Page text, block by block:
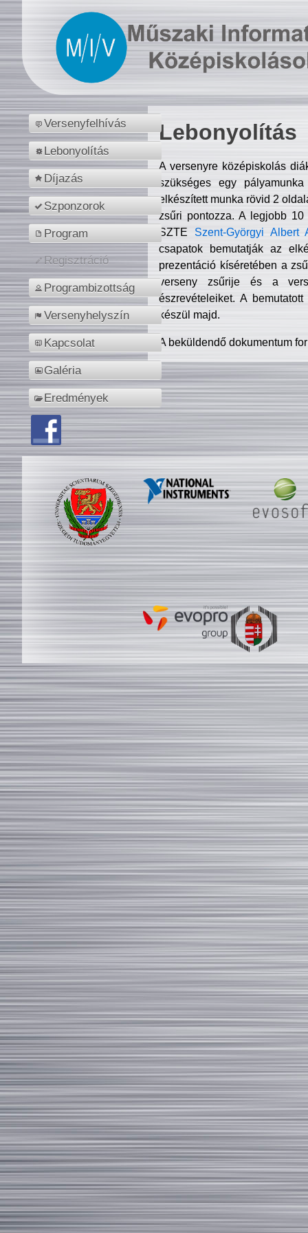
Versenyfelhívás
Lebonyolítás
Díjazás
Szponzorok
Program
Regisztráció
Programbizottság
Versenyhelyszín
Kapcsolat
Galéria
Eredmények
Lebonyolítás
A versenyre középiskolás
szükséges egy
elkészített munka rövid 2
zsűri pontozza. A legjobb
SZTE Szent-Györgyi Albert
csapatok bemutatják az
prezentáció kíséretében a
verseny zsűrije és a
észrevételeiket. A
készül majd.
A beküldendő dokumentum